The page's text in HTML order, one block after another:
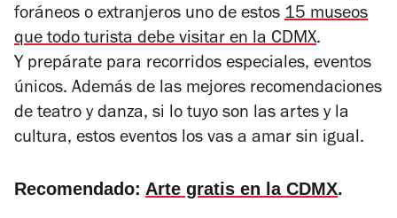
foráneos o extranjeros uno de estos 15 museos
que todo turista debe visitar en la CDMX.
Y prepárate para recorridos especiales, eventos
únicos. Además de las mejores recomendaciones
de teatro y danza, si lo tuyo son las artes y la
cultura, estos eventos los vas a amar sin igual.
Recomendado: Arte gratis en la CDMX.